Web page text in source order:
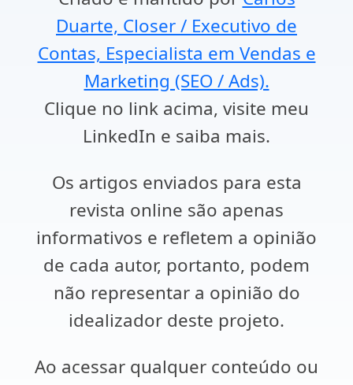
Duarte, Closer / Executivo de
Contas, Especialista em Vendas e
Marketing (SEO / Ads).
Clique no link acima, visite meu
LinkedIn e saiba mais.
Os artigos enviados para esta
revista online são apenas
informativos e refletem a opinião
de cada autor, portanto, podem
não representar a opinião do
idealizador deste projeto.
Ao acessar qualquer conteúdo ou